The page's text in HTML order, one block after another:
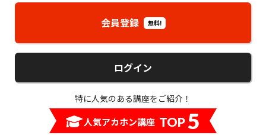
会員登録 無料!
ログイン
特に人気のある講座をご紹介！
人気アカホン講座 TOP5